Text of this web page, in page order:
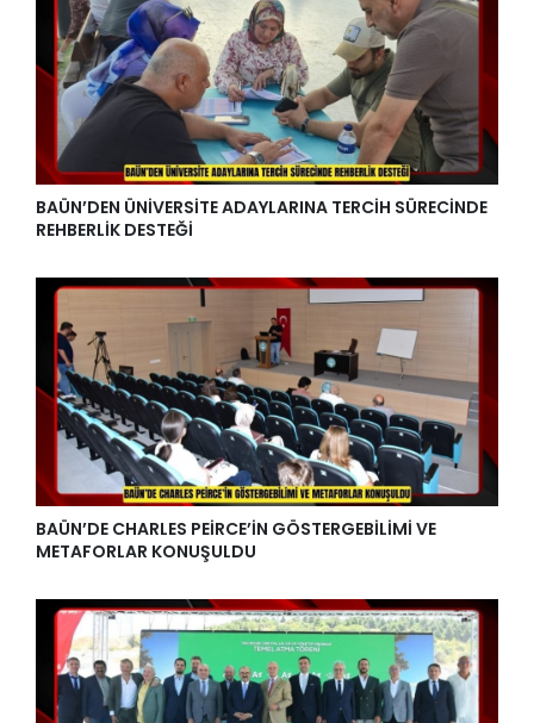
BAÜN’DEN ÜNİVERSİTE ADAYLARINA TERCİH SÜRECİNDE
REHBERLİK DESTEĞİ
BAÜN’DE CHARLES PEİRCE’İN GÖSTERGEBİLİMİ VE
METAFORLAR KONUŞULDU